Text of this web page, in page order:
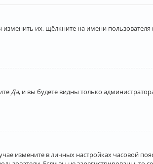
их, щёлкните на имени
Да, и вы будете видны только
измените в личных настройках часовой